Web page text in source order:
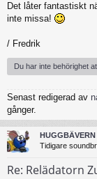
Det låter fantastiskt
inte missa!
/ Fredrik
Du har inte behörighet
Senast redigerad av
gånger.
HUGGBÄVERN
Tidigare
Re: Relädatorn